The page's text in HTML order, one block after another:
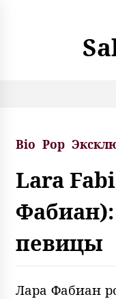
Bio Pop
Lara
певицы
Лара Фабиан